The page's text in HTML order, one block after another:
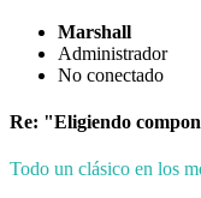
Marshall
Administrador
No conectado
Re: "Eligiendo
Todo un clásico en los